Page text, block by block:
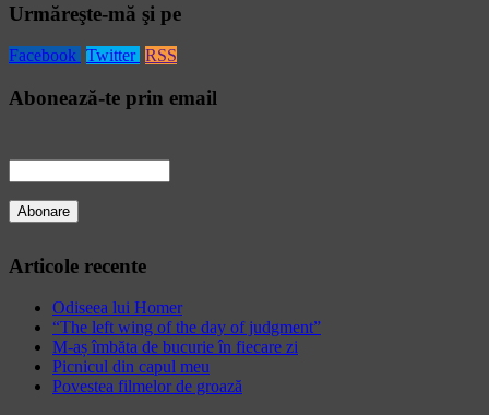
Urmăreşte-mă şi pe
Facebook Twitter RSS
Abonează-te prin email
Articole recente
Odiseea lui Homer
“The left wing of the day of judgment”
M-aș îmbăta de bucurie în fiecare zi
Picnicul din capul meu
Povestea filmelor de groază